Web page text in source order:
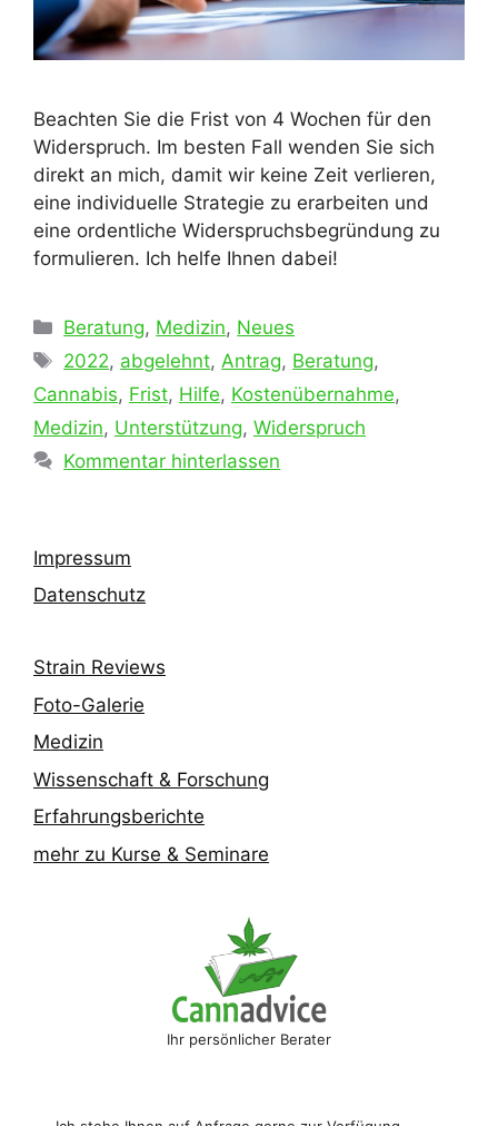
Beachten Sie die Frist von 4 Wochen für den
Widerspruch. Im besten Fall wenden Sie sich
direkt an mich, damit wir keine Zeit verlieren,
eine individuelle Strategie zu erarbeiten und
eine ordentliche Widerspruchsbegründung zu
formulieren. Ich helfe Ihnen dabei!
Kategorien
Beratung, Medizin, Neues
Schlagwörter
2022, abgelehnt, Antrag, Beratung,
Cannabis, Frist, Hilfe, Kostenübernahme,
Medizin, Unterstützung, Widerspruch
Kommentar hinterlassen
Impressum
Datenschutz
Strain Reviews
Foto-Galerie
Medizin
Wissenschaft & Forschung
Erfahrungsberichte
mehr zu Kurse & Seminare
Ihr persönlicher Berater